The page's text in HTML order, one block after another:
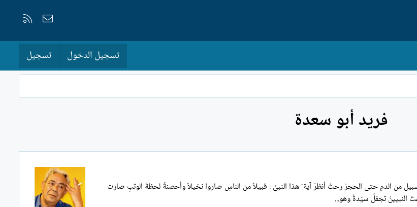
إتصل بنا
تسجيل الدخول تسجيل
فريد أبو سعدة
من الدمِ حتى الحجرْ رحتُ أنظرُ آية َ هذا النبىِّ : قبيلاً من الناسِ صاروا نخيلاً وأحصنةً لحظةَ الوثبِ صارت
النبيينَ تجفلُ سيّدةٌ وهو...